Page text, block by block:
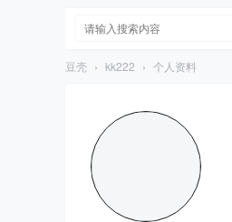
豆壳 › kk222 › 个人资料